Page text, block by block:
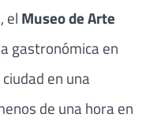
, el Museo de Arte
gastronómica en
en una
de una hora en